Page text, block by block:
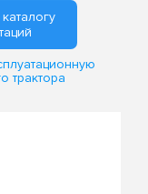
трактора